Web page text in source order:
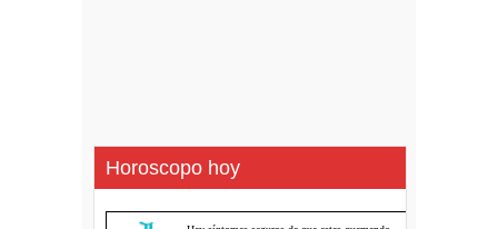
Horoscopo hoy